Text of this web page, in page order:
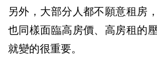
另外，大部分人都不願意租房
也同樣面臨高房價、高房租的
就變的很重要。